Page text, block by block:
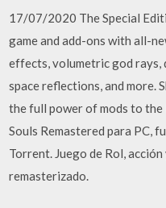
17/07/2020 The Special
game and add-ons with all-
effects, volumetric god rays,
space reflections, and more.
the full power of mods to the
Souls Remastered para PC,
Torrent. Juego de Rol,
remasterizado.